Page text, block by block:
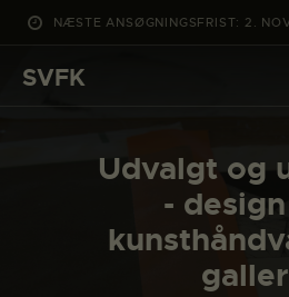
NÆSTE ANSØGNINGSFRIST: 2.
SVFK
Udvalgt og
-
DET SKER
PROJEKTER
CHANNEL